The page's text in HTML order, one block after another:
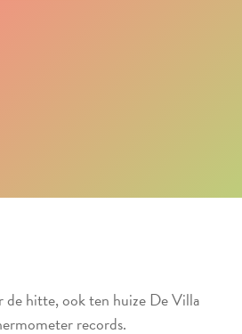
hitte, ook ten huize De Villa
records.